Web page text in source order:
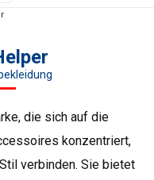
die sich auf die
konzentriert,
verbinden. Sie bietet